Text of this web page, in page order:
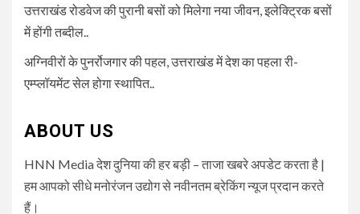
उत्तराखंड रोडवेज की पुरानी बसों को मिलेगा नया जीवन, इलेक्ट्रिक बसों
में होंगी तब्दील..
अग्निवीरों के पुनर्रोजगार की पहल, उत्तराखंड में देश का पहला री-
एम्प्लॉयमेंट सेल होगा स्थापित..
ABOUT US
HNN Media देश दुनिया की हर बड़ी – ताजा खबरे अपडेट करता है |
हम आपको सीधे मनोरंजन उद्योग से नवीनतम ब्रेकिंग न्यूज प्रदान करते
हैं।